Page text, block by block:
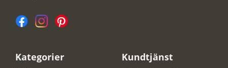
Kategorier Kundtjänst